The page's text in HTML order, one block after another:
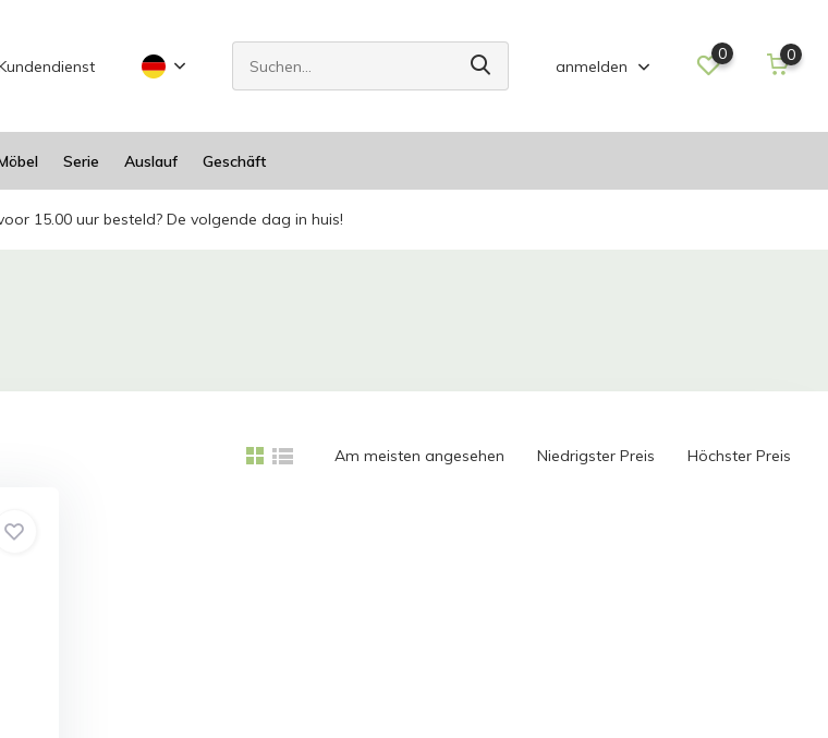
anmelden
0 0
Serie Auslauf Geschäft
15.00 uur besteld? De volgende dag in huis!
Am meisten angesehen Niedrigster Preis Höchster Preis